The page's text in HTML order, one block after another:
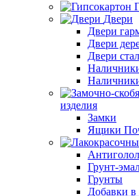
Двери
Двери
Двери
Двери
изделия
Замки
Ящики
Грунт-
Грунты
Добавки в